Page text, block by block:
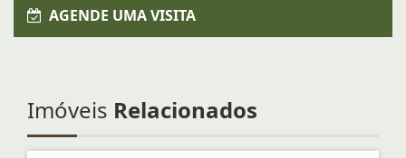
AGENDE UMA VISITA
Imóveis Relacionados